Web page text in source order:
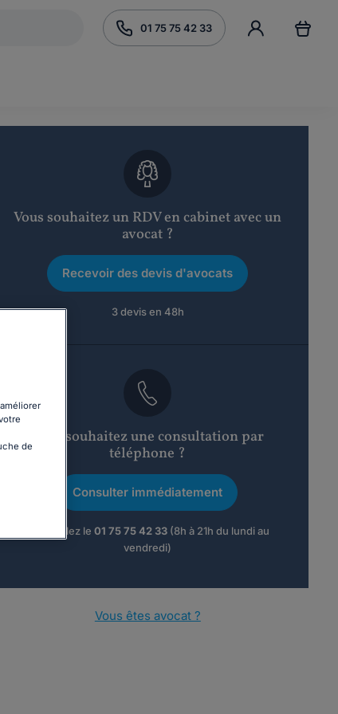
01 75 75 42 33
Vous souhaitez un RDV en cabinet avec un
avocat ?
Recevoir des devis d'avocats
3 devis en 48h
Vous souhaitez une consultation par
téléphone ?
Consulter immédiatement
ou appelez le 01 75 75 42 33(8h à 21h du lundi au
vendredi)
Vous êtes avocat ?
de